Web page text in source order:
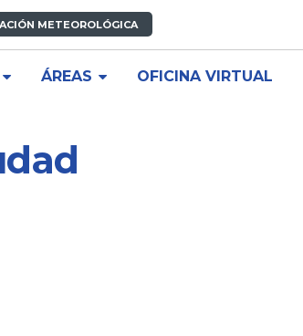
METEOROLÓGICA
ÁREAS OFICINA VIRTUAL